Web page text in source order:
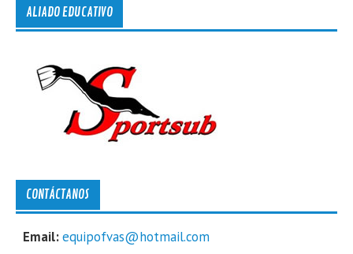
ALIADO EDUCATIVO
CONTÁCTANOS
Email:equipofvas@hotmail.com